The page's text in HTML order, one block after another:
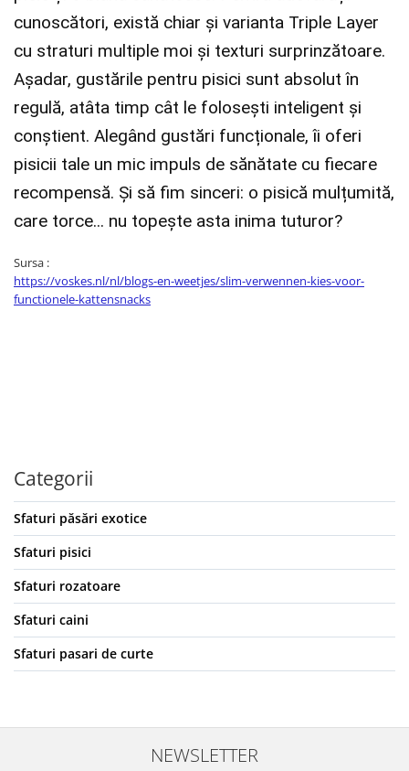
cunoscători, există chiar și varianta Triple Layer
cu straturi multiple moi și texturi surprinzătoare.
Așadar, gustările pentru pisici sunt absolut în
regulă, atâta timp cât le folosești inteligent și
conștient. Alegând gustări funcționale, îi oferi
pisicii tale un mic impuls de sănătate cu fiecare
recompensă. Și să fim sinceri: o pisică mulțumită,
care torce... nu topește asta inima tuturor?
Sursa :
https://voskes.nl/nl/blogs-en-weetjes/slim-verwennen-kies-voor-
functionele-kattensnacks
Categorii
Sfaturi păsări exotice
Sfaturi pisici
Sfaturi rozatoare
Sfaturi caini
Sfaturi pasari de curte
NEWSLETTER